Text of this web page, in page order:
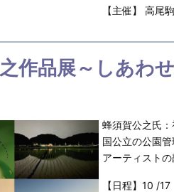
【主催】 高
作品展～しあわ
蜂須賀公之氏
国公立の公園
アーティストの
【日程】10 /